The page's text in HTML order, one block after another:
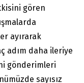
gören
ayırarak
adım daha ileriye
gönderimleri
sayısız